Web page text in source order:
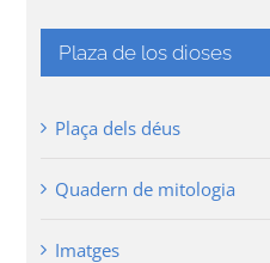
Plaza de los dioses
Plaça dels déus
Quadern de mitologia
Imatges